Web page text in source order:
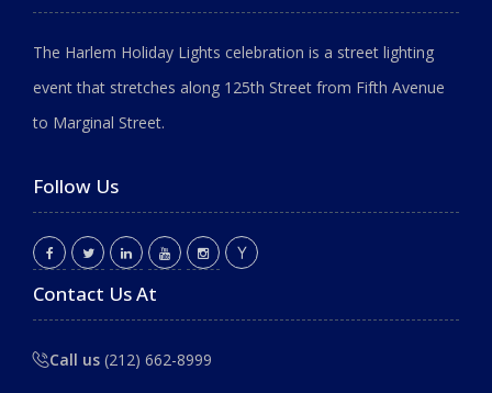
The Harlem Holiday Lights celebration is a street lighting
event that stretches along 125th Street from Fifth Avenue
to Marginal Street.
Follow Us
Contact Us At
Call us (212) 662-8999